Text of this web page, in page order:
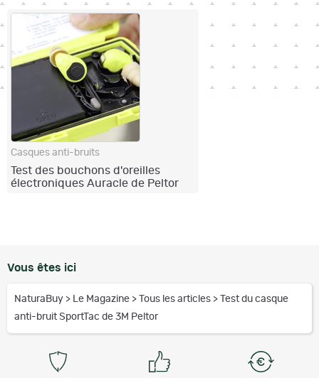
Casques anti-bruits
Test des bouchons d'oreilles
électroniques Auracle de Peltor
Vous êtes ici
NaturaBuy > Le Magazine > Tous les articles >
Test du casque
anti-bruit SportTac de 3M Peltor